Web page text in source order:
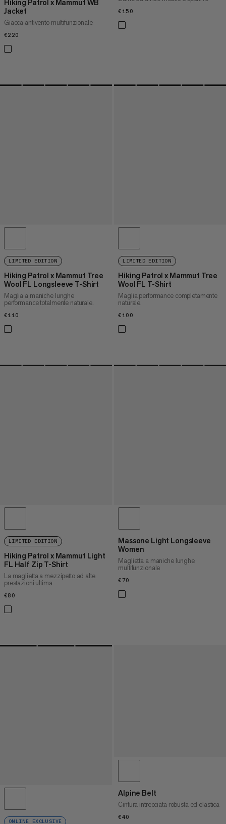
Hiking Patrol x Mammut WB
Jacket
Giacca antivento multifunzionale
€220
€150
LIMITED EDITION
Hiking Patrol x Mammut Tree
Wool FL Longsleeve T-Shirt
Maglia a maniche lunghe
performance totalmente naturale.
€110
LIMITED EDITION
Hiking Patrol x Mammut Tree
Wool FL T-Shirt
Maglia performance completamente
naturale.
€100
LIMITED EDITION
Hiking Patrol x Mammut Light
FL Half Zip T-Shirt
La maglietta a mezzipetto ad alte
prestazioni ultima
€80
Massone Light Longsleeve
Women
Maglietta a maniche lunghe
multifunzionale
€70
ONLINE EXCLUSIVE
Alpine Belt
Cintura intrecciata robusta ed elastica
€40